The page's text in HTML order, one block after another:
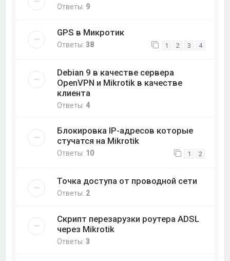
Ответы: 9
GPS в Микротик
Ответы:38 1 2 3 4
Debian 9 в качестве сервера
OpenVPN и Mikrotik в качестве
клиента
Ответы:4
Блокировка IP-адресов которые
стучатся на Mikrotik
Ответы: 10 1 2
Точка доступа от проводной сети
Ответы: 2
Скрипт перезарузки роутера ADSL
через Mikrotik
Ответы:3